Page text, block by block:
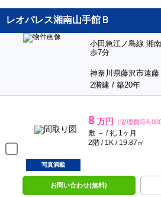
レオパレス湘南山手館Ｂ
小田急江ノ島線 湘
歩7分
神奈川県藤沢市遠藤
2階建 / 築20年
8 万円 （管理費等
敷 － / 礼 1ヶ月
2階 / 1K / 19.87㎡
写真満載
お問い合わせ(無料)